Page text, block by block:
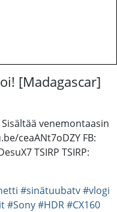
[Madagascar]
venemontaasin
ceaANt7oDZY FB:
TSIRP TSIRP:
#sinätuubatv#vlogi
#Sony#HDR#CX160